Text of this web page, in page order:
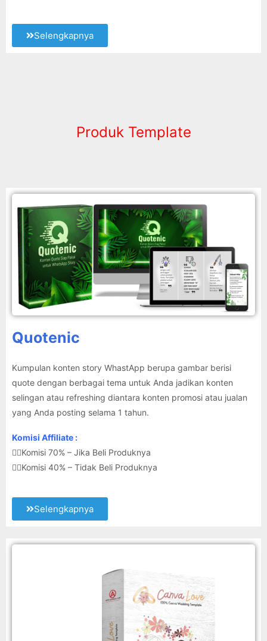
Selengkapnya
Produk Template
Quotenic
Kumpulan konten story WhastApp berupa gambar berisi
quote dengan berbagai tema untuk Anda jadikan konten
selingan atau refreshing diantara konten promosi atau jualan
yang Anda posting selama 1 tahun.
Komisi Affiliate :
👉🏽Komisi 70% – Jika Beli Produknya
👉🏽Komisi 40% – Tidak Beli Produknya
Selengkapnya